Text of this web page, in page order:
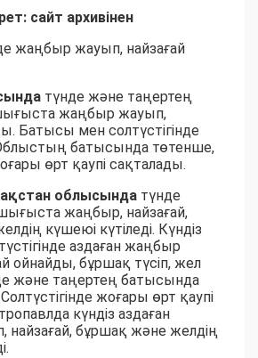
сайт архивінен
жаңбыр жауып, найзағай
түнде және таңертең
жаңбыр жауып,
Батысы мен солтүстігінде
батысында төтенше,
өрт қаупі сақталады.
облысында түнде
жаңбыр, найзағай,
күшеюі күтіледі. Күндіз
аздаған жаңбыр
ойнайды, бұршақ түсіп, жел
және таңертең батысында
жоғары өрт қаупі
күндіз аздаған
бұршақ және желдің